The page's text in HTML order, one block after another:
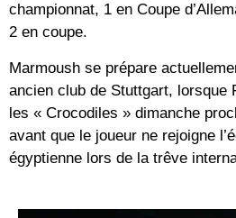
championnat, 1 en Coupe
2 en coupe.
Marmoush se prépare
ancien club de Stuttgart, lorsque
les « Crocodiles » dimanche
avant que le joueur ne rejoigne
égyptienne lors de la trêve